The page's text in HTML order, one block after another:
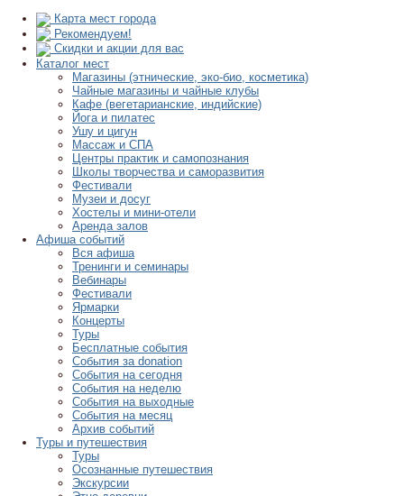
Карта мест города
Рекомендуем!
Скидки и акции для вас
Каталог мест
Магазины (этнические, эко-био, косметика)
Чайные магазины и чайные клубы
Кафе (вегетарианские, индийские)
Йога и пилатес
Ушу и цигун
Массаж и СПА
Центры практик и самопознания
Школы творчества и саморазвития
Фестивали
Музеи и досуг
Хостелы и мини-отели
Аренда залов
Афиша событий
Вся афиша
Тренинги и семинары
Вебинары
Фестивали
Ярмарки
Концерты
Туры
Бесплатные события
События за donation
События на сегодня
События на неделю
События на выходные
События на месяц
Архив событий
Туры и путешествия
Туры
Осознанные путешествия
Экскурсии